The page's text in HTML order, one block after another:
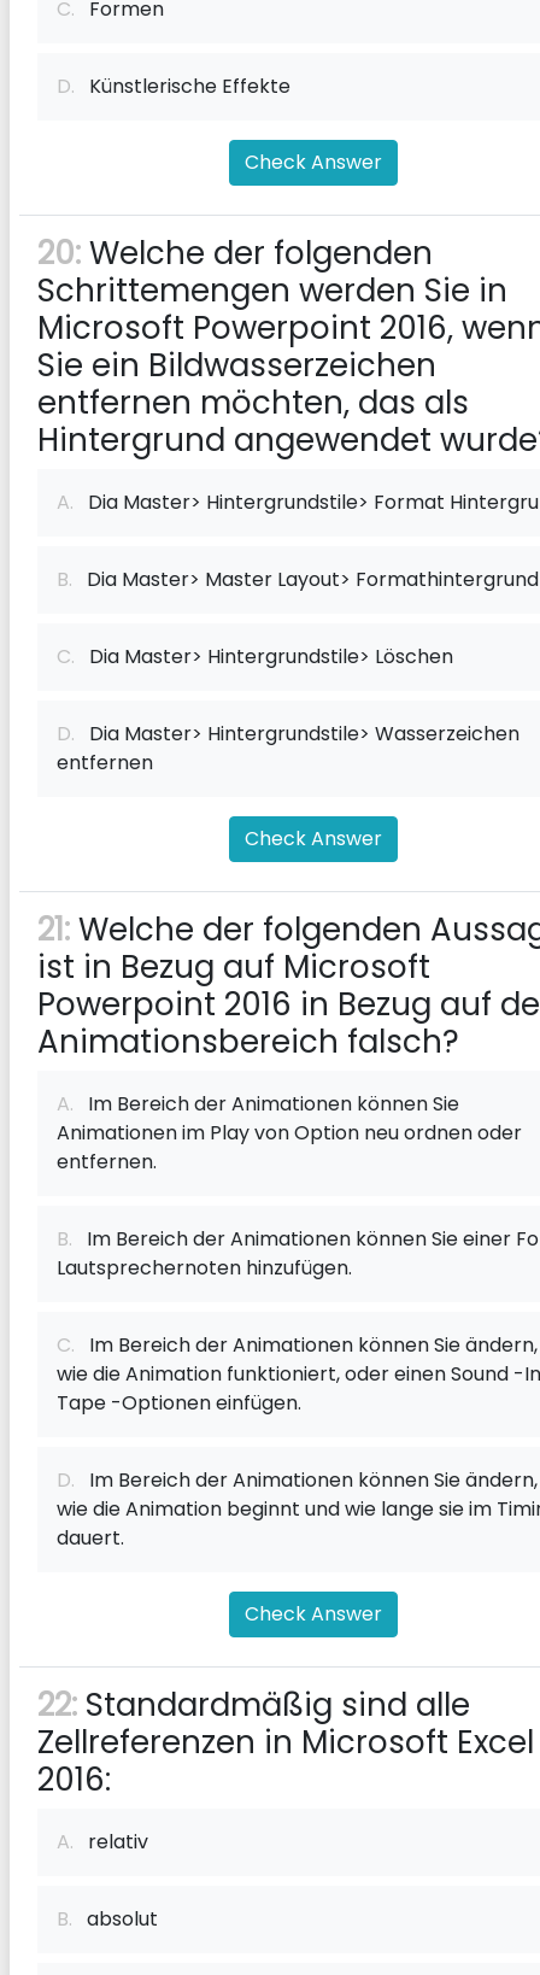
C. Formen
D. Künstlerische Effekte
Check Answer
20:Welche der folgenden
Schrittemengen werden Sie in
Microsoft Powerpoint 2016,
Sie ein Bildwasserzeichen
entfernen möchten, das als
Hintergrund angewendet
A. Dia Master> Hintergrundstile> Format
B. Dia Master> Master Layout> Formathintergrund
C. Dia Master> Hintergrundstile> Löschen
D. Dia Master> Hintergrundstile> Wasserzeichen
entfernen
Check Answer
21:Welche der folgenden
ist in Bezug auf Microsoft
Powerpoint 2016 in Bezug auf
Animationsbereich falsch?
A. Im Bereich der Animationen können Sie
Animationen im Play von Option neu ordnen oder
entfernen.
B. Im Bereich der Animationen können Sie einer
Lautsprechernoten hinzufügen.
C. Im Bereich der Animationen können Sie ändern,
wie die Animation funktioniert, oder einen Sound -
Tape -Optionen einfügen.
D. Im Bereich der Animationen können Sie ändern,
wie die Animation beginnt und wie lange sie im
dauert.
Check Answer
22: Standardmäßig sind alle
Zellreferenzen in Microsoft Excel
2016:
A. relativ
B. absolut